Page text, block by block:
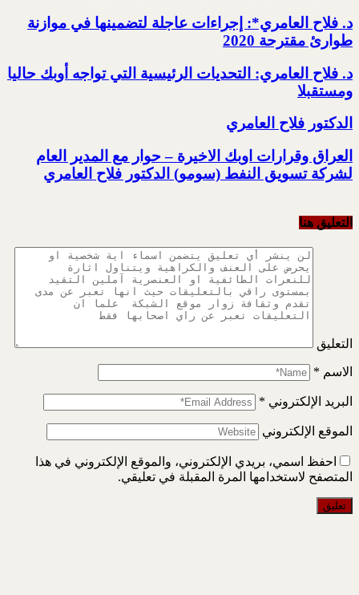
د. فلاح العامري*: إجراءات عاجلة لتضمينها في موازنة
طوارئ مقترحة 2020
د. فلاح العامري: التحديات الرئيسية التي تواجه أوبك حاليا
ومستقبلا
الدكتور فلاح العامري
العراق وقرارات اوبك الاخيرة – حوار مع المدير العام
لشركة تسويق النفط (سومو) الدكتور فلاح العامري
التعليق هنا
التعليق
الاسم *
البريد الإلكتروني *
الموقع الإلكتروني
احفظ اسمي، بريدي الإلكتروني، والموقع الإلكتروني في هذا
المتصفح لاستخدامها المرة المقبلة في تعليقي.